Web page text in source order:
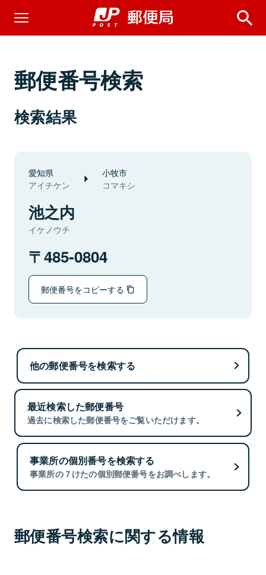
郵便番号検索
検索結果
愛知県
アイチケン
小牧市
コマキシ
池之内
イケノウチ
485-0804
郵便番号をコピーする
他の郵便番号を検索する
最近検索した郵便番号
過去に検索した郵便番号をご覧いただけます。
事業所の個別番号を検索する
事業所の７けたの個別郵便番号をお調べします。
郵便番号検索に関する情報